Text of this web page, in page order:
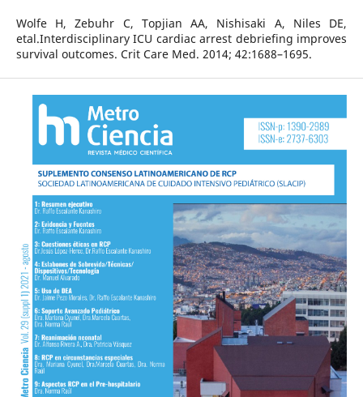
Wolfe H, Zebuhr C, Topjian AA, Nishisaki A, Niles DE,
etal.Interdisciplinary ICU cardiac arrest debriefing improves
survival outcomes. Crit Care Med. 2014; 42:1688–1695.